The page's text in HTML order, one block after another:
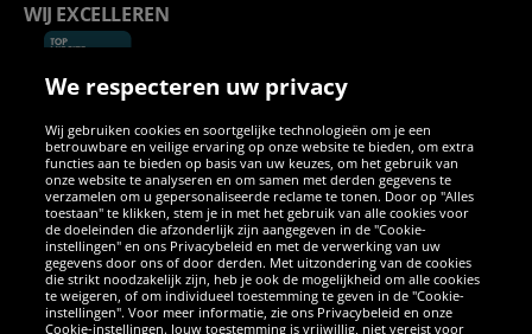
WIJ EXCELLEREN
SOCIALE MEDIA
FacebookInstagram
WhatsApp
TikTokTwitterYouTube
APPS
We respecteren uw privacy
Wij gebruiken cookies en soortgelijke technologieën om je een
betrouwbare en veilige ervaring op onze website te bieden, om extra
functies aan te bieden op basis van uw keuzes, om het gebruik van
onze website te analyseren en om samen met derden gegevens te
verzamelen om u gepersonaliseerde reclame te tonen. Door op "Alles
toestaan" te klikken, stem je in met het gebruik van alle cookies voor
de doeleinden die afzonderlijk zijn aangegeven in de "Cookie-
instellingen" en ons Privacybeleid en met de verwerking van uw
gegevens door ons of door derden. Met uitzondering van de cookies
die strikt noodzakelijk zijn, heb je ook de mogelijkheid om alle cookies
te weigeren, of om individueel toestemming te geven in de "Cookie-
instellingen". Voor meer informatie, zie ons Privacybeleid en onze
Cookie-instellingen. Jouw toestemming is vrijwillig, niet vereist voor